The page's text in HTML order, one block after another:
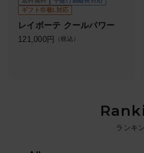
ギフト巾着L対応
レイボーテ クールパワー
121,000円 （税込）
ランキ